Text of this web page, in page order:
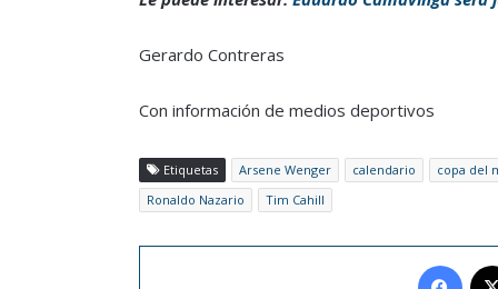
Gerardo Contreras
Con información de medios deportivos
Etiquetas Arsene Wenger calendario copa del
Ronaldo Nazario
Tim Cahill